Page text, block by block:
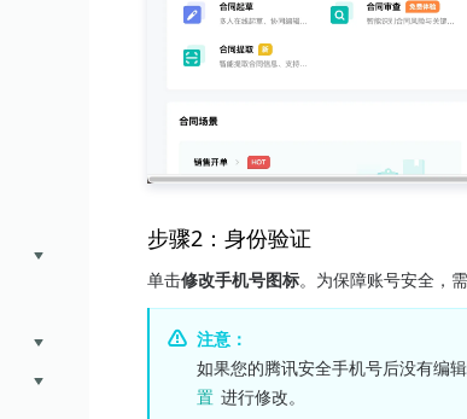
步骤2：身份验证
单击修改手机号图标。为保障账号安全，
注意：
如果您的腾讯安全手机号后没有编
置 进行修改。